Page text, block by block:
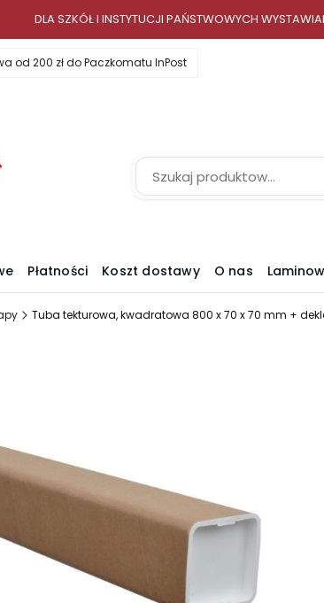
DLA SZKÓŁ I INSTYTUCJI PAŃSTWOWYCH
od 200 zł do Paczkomatu InPost
Płatności Koszt dostawy O nas
Tuba tekturowa, kwadratowa 800 x 70 x 70 mm +